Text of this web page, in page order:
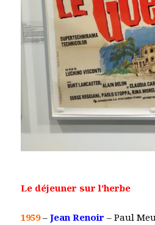
Le déjeuner sur l’herbe
1959–Jean Renoir – Paul